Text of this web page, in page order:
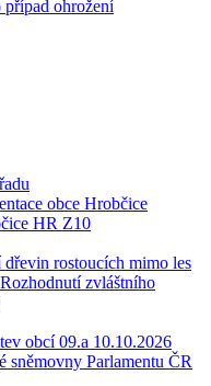
ohrožení
obce Hrobčice
HR Z10
rostoucích mimo les
zvláštního
obcí 09.a 10.10.2026
sněmovny Parlamentu ČR